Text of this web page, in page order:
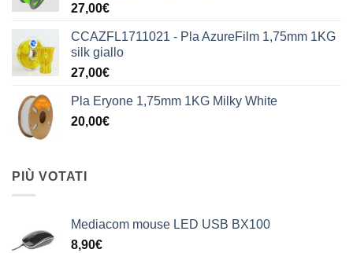
27,00€
CCAZFL1711021 - Pla AzureFilm 1,75mm 1KG
silk giallo
27,00€
Pla Eryone 1,75mm 1KG Milky White
20,00€
PIÙ VOTATI
Mediacom mouse LED USB BX100
8,90€